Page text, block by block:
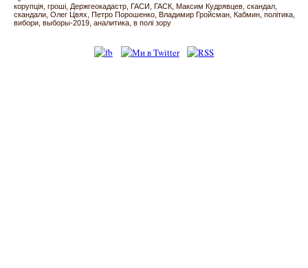
корупція гроші Держгеокадастр ГАСИ ГАСК Максим Кудрявцев скандал
скандали Олег Цвях Петро Порошенко Владимир Гройсман Кабмин політика
вибори выборы-2019 аналитика в полі зору